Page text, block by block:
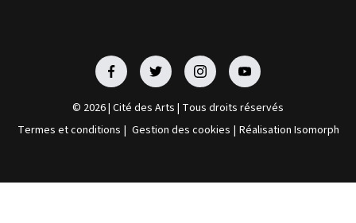
© 2026 | Cité des Arts | Tous droits réservés
Termes et conditions | Gestion des cookies | Réalisation Isomorph
FacebookFacebookFacebookFacebook